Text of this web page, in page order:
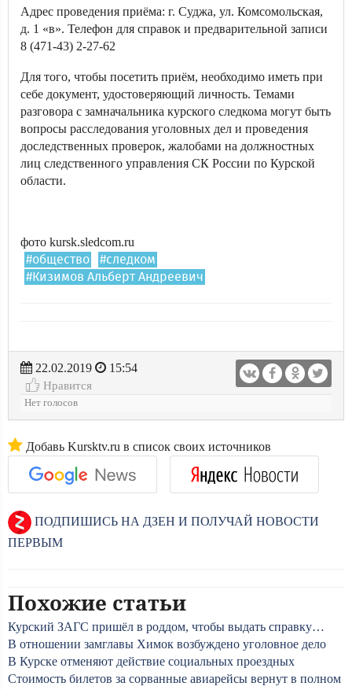
Адрес проведения приёма: г. Суджа, ул. Комсомольская,
д. 1 «в». Телефон для справок и предварительной записи
8 (471-43) 2-27-62
Для того, чтобы посетить приём, необходимо иметь при
себе документ, удостоверяющий личность. Темами
разговора с замначальника курского следкома могут быть
вопросы расследования уголовных дел и проведения
доследственных проверок, жалобами на должностных
лиц следственного управления СК России по Курской
области.
фото kursk.sledcom.ru
#общество
#следком
#Кизимов Альберт Андреевич
22.02.2019
15:54
Нравится
Нет голосов
Добавь Kursktv.ru в список своих источников
ПОДПИШИСЬ НА ДЗЕН И ПОЛУЧАЙ НОВОСТИ
ПЕРВЫМ
Похожие статьи
Курский ЗАГС пришёл в роддом, чтобы выдать справку…
В отношении замглавы Химок возбуждено уголовное дело
В Курске отменяют действие социальных проездных
Стоимость билетов за сорванные авиарейсы вернут в полном